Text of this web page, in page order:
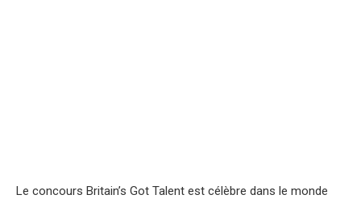
Le concours Britain’s Got Talent est célèbre dans le monde